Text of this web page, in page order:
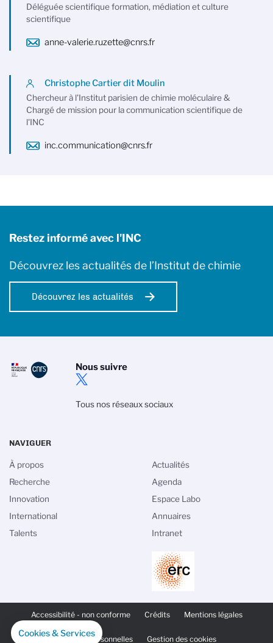
Déléguée scientifique formation, médiation et culture
scientifique
anne-valerie.ruzette@cnrs.fr
Christophe Cartier dit Moulin
Chercheur à l'Institut parisien de chimie moléculaire &
Chargé de mission pour la communication scientifique de
l'INC
inc.communication@cnrs.fr
Restez informé avec l'INC
Découvrez les actualités de l’Institut de chimie
Découvrez les actualités
Nous suivre
Tous nos réseaux sociaux
PAGE
SECONDAIRE
Accessibilité - non conforme Crédits Mentions légales
Données personnelles Gestion des cookies
NAVIGUER
À propos
Recherche
Innovation
International
Talents
Actualités
Agenda
Espace Labo
Annuaires
Intranet
Cookies & Services